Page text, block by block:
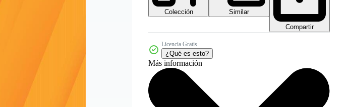
Colección
Similar
Compartir
Licencia Gratis
¿Qué es esto?
Más información